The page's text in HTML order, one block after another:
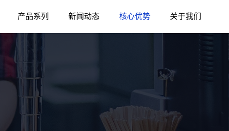
产品系列 新闻动态 核心优势 关于我们